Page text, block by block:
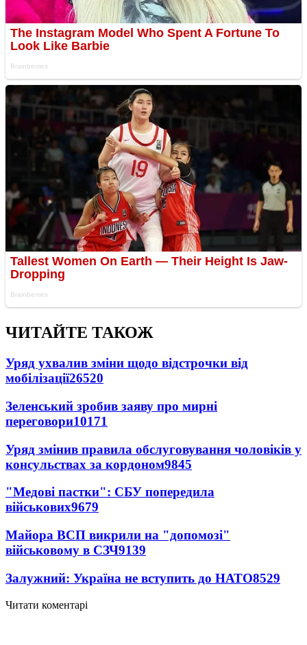
ЧИТАЙТЕ ТАКОЖ
Уряд ухвалив зміни щодо відстрочки від
мобілізації26520
Зеленський зробив заяву про мирні
переговори10171
Уряд змінив правила обслуговування чоловіків у
консульствах за кордоном9845
"Медові пастки": СБУ попередила
військових9679
Майора ВСП викрили на "допомозі"
військовому в СЗЧ9139
Залужний: Україна не вступить до НАТО8529
Читати коментарі